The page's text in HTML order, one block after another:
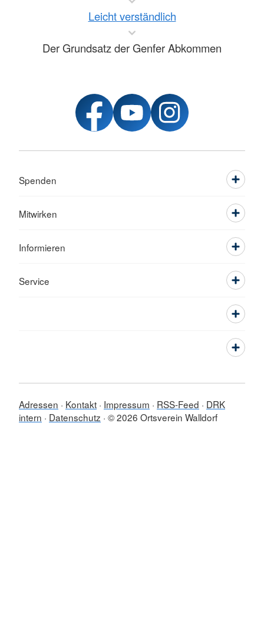
Leicht verständlich
Der Grundsatz der Genfer Abkommen
Spenden
Mitwirken
Informieren
Service
Adressen Kontakt Impressum RSS-Feed
DRK
intern
Datenschutz © 2026 Ortsverein Walldorf